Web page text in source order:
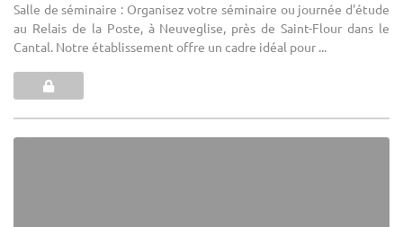
Salle de séminaire : Organisez votre séminaire ou journée d'étude
au Relais de la Poste, à Neuveglise, près de Saint-Flour dans le
Cantal. Notre établissement offre un cadre idéal pour ...